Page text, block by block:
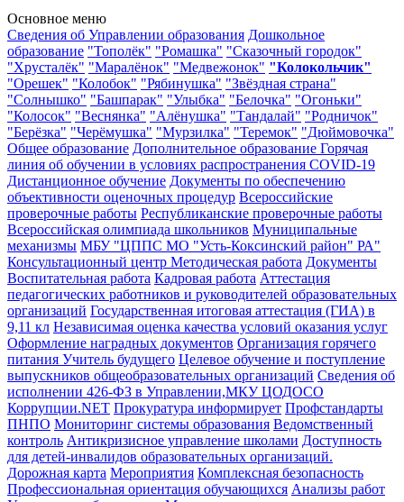
Основное меню
Сведения об Управлении образования Дошкольное
образование "Тополёк" "Ромашка" "Сказочный городок"
"Хрусталёк" "Маралёнок" "Медвежонок" "Колокольчик"
"Орешек" "Колобок" "Рябинушка" "Звёздная страна"
"Солнышко" "Башпарак" "Улыбка" "Белочка" "Огоньки"
"Колосок" "Веснянка" "Алёнушка" "Тандалай" "Родничок"
"Берёзка" "Черёмушка" "Мурзилка" "Теремок" "Дюймовочка"
Общее образование Дополнительное образование Горячая
линия об обучении в условиях распространения COVID-19
Дистанционное обучение Документы по обеспечению
объективности оценочных процедур Всероссийские
проверочные работы Республиканские проверочные работы
Всероссийская олимпиада школьников Муниципальные
механизмы МБУ "ЦППС МО "Усть-Коксинский район" РА"
Консультационный центр Методическая работа Документы
Воспитательная работа Кадровая работа Аттестация
педагогических работников и руководителей образовательных
организаций Государственная итоговая аттестация (ГИА) в
9,11 кл Независимая оценка качества условий оказания услуг
Оформление наградных документов Организация горячего
питания Учитель будущего Целевое обучение и поступление
выпускников общеобразовательных организаций Сведения об
исполнении 426-ФЗ в Управлении,МКУ ЦОДОСО
Коррупции.NET Прокуратура информирует Профстандарты
ПНПО Мониторинг системы образования Ведомственный
контроль Антикризисное управление школами Доступность
для детей-инвалидов образовательных организаций.
Дорожная карта Мероприятия Комплексная безопасность
Профессиональная ориентация обучающихся Анализы работ